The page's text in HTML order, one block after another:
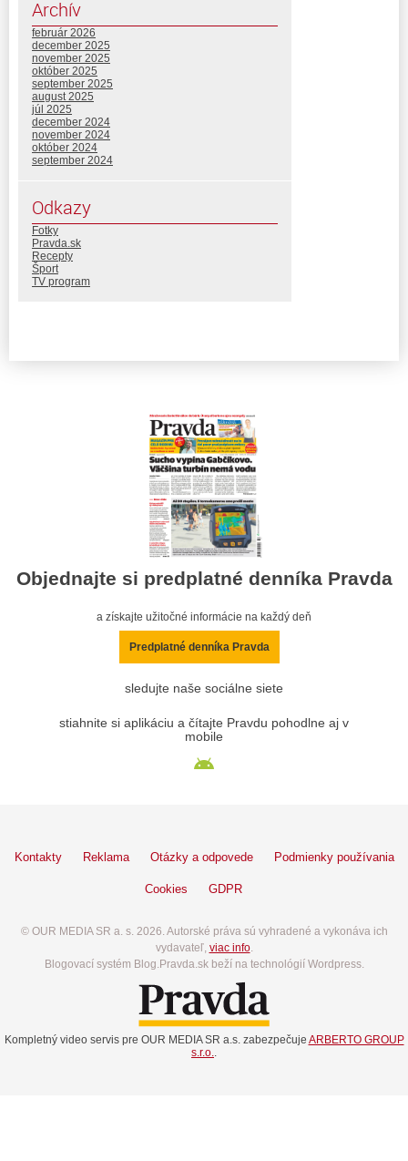
Archív
február 2026
december 2025
november 2025
október 2025
september 2025
august 2025
júl 2025
december 2024
november 2024
október 2024
september 2024
Odkazy
Fotky
Pravda.sk
Recepty
Šport
TV program
Objednajte si predplatné denníka Pravda
a získajte užitočné informácie na každý deň
Predplatné denníka Pravda
sledujte naše sociálne siete
stiahnite si aplikáciu a čítajte Pravdu pohodlne aj v
mobile
Kontakty Reklama Otázky a odpovede Podmienky používania
Cookies GDPR
© OUR MEDIA SR a. s. 2026. Autorské práva sú vyhradené a vykonáva ich
vydavateľ, viac info.
Blogovací systém Blog.Pravda.sk beží na technológií Wordpress.
Kompletný video servis pre OUR MEDIA SR a.s. zabezpečuje ARBERTO GROUP
s.r.o.